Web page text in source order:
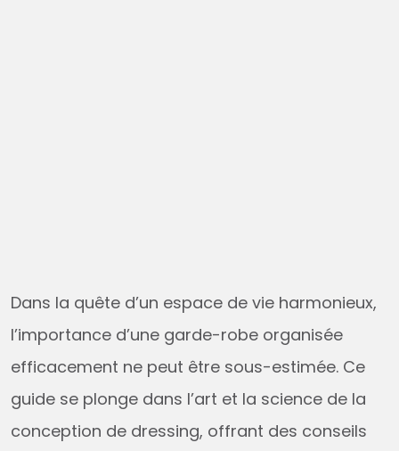
Dans la quête d’un espace de vie harmonieux,
l’importance d’une garde-robe organisée
efficacement ne peut être sous-estimée. Ce
guide se plonge dans l’art et la science de la
conception de dressing, offrant des conseils